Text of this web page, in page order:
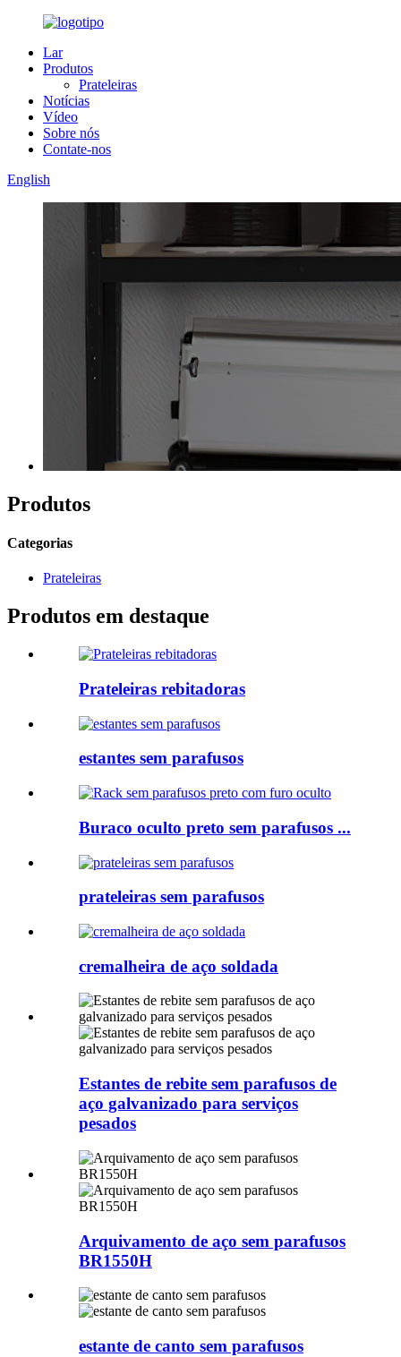
Lar
Produtos
Prateleiras
Notícias
Vídeo
Sobre nós
Contate-nos
English
Produtos
Categorias
Prateleiras
Produtos em destaque
Prateleiras rebitadoras
estantes sem parafusos
Buraco oculto preto sem parafusos ...
prateleiras sem parafusos
cremalheira de aço soldada
Estantes de rebite sem parafusos de
aço galvanizado para serviços
pesados
Arquivamento de aço sem parafusos
BR1550H
estante de canto sem parafusos